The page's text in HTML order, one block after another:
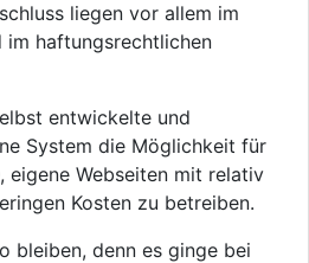
liegen vor allem im
im haftungsrechtlichen
entwickelte und
System die Möglichkeit für
eigene Webseiten mit relativ
Kosten zu betreiben.
bleiben, denn es ginge bei